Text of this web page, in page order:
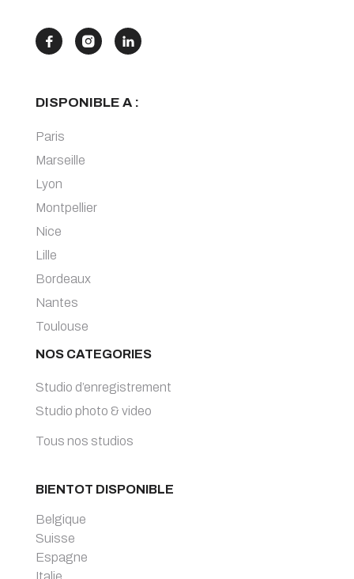
  
DISPONIBLE A :
Paris
Marseille
Lyon
Montpellier
Nice
Lille
Bordeaux
Nantes
Toulouse
NOS CATEGORIES
Studio d’enregistrement
Studio photo & video
Tous nos studios
BIENTOT DISPONIBLE
Belgique
Suisse
Espagne
Italie